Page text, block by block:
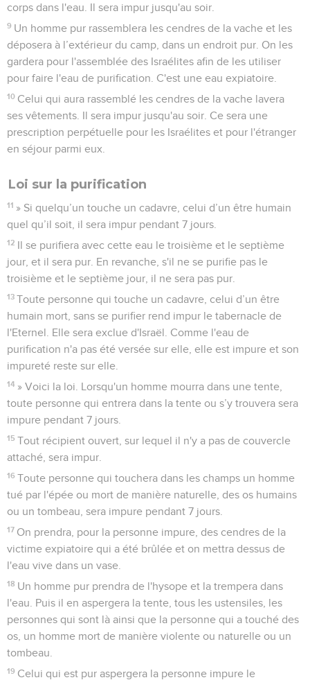
corps dans l'eau. Il sera impur jusqu'au soir.
9 Un homme pur rassemblera les cendres de la vache et les
déposera à l’extérieur du camp, dans un endroit pur. On les
gardera pour l'assemblée des Israélites afin de les utiliser
pour faire l'eau de purification. C'est une eau expiatoire.
10 Celui qui aura rassemblé les cendres de la vache lavera
ses vêtements. Il sera impur jusqu'au soir. Ce sera une
prescription perpétuelle pour les Israélites et pour l'étranger
en séjour parmi eux.
Loi sur la purification
11 » Si quelqu’un touche un cadavre, celui d’un être humain
quel qu’il soit, il sera impur pendant 7 jours.
12 Il se purifiera avec cette eau le troisième et le septième
jour, et il sera pur. En revanche, s'il ne se purifie pas le
troisième et le septième jour, il ne sera pas pur.
13 Toute personne qui touche un cadavre, celui d’un être
humain mort, sans se purifier rend impur le tabernacle de
l'Eternel. Elle sera exclue d'Israël. Comme l'eau de
purification n'a pas été versée sur elle, elle est impure et son
impureté reste sur elle.
14 » Voici la loi. Lorsqu'un homme mourra dans une tente,
toute personne qui entrera dans la tente ou s’y trouvera sera
impure pendant 7 jours.
15 Tout récipient ouvert, sur lequel il n'y a pas de couvercle
attaché, sera impur.
16 Toute personne qui touchera dans les champs un homme
tué par l'épée ou mort de manière naturelle, des os humains
ou un tombeau, sera impure pendant 7 jours.
17 On prendra, pour la personne impure, des cendres de la
victime expiatoire qui a été brûlée et on mettra dessus de
l'eau vive dans un vase.
18 Un homme pur prendra de l'hysope et la trempera dans
l'eau. Puis il en aspergera la tente, tous les ustensiles, les
personnes qui sont là ainsi que la personne qui a touché des
os, un homme mort de manière violente ou naturelle ou un
tombeau.
19 Celui qui est pur aspergera la personne impure le